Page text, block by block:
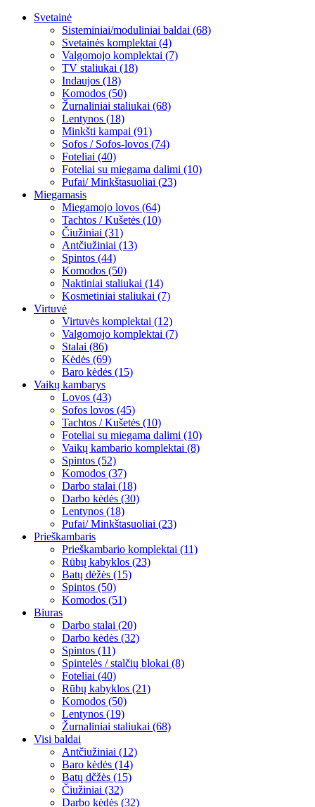
Svetainė
Sisteminiai/moduliniai baldai (68)
Svetainės komplektai (4)
Valgomojo komplektai (7)
TV staliukai (18)
Indaujos (18)
Komodos (50)
Žurnaliniai staliukai (68)
Lentynos (18)
Minkšti kampai (91)
Sofos / Sofos-lovos (74)
Foteliai (40)
Foteliai su miegama dalimi (10)
Pufai/ Minkštasuoliai (23)
Miegamasis
Miegamojo lovos (64)
Tachtos / Kušetės (10)
Čiužiniai (31)
Antčiužiniai (13)
Spintos (44)
Komodos (50)
Naktiniai staliukai (14)
Kosmetiniai staliukai (7)
Virtuvė
Virtuvės komplektai (12)
Valgomojo komplektai (7)
Stalai (86)
Kėdės (69)
Baro kėdės (15)
Vaikų kambarys
Lovos (43)
Sofos lovos (45)
Tachtos / Kušetės (10)
Foteliai su miegama dalimi (10)
Vaikų kambario komplektai (8)
Spintos (52)
Komodos (37)
Darbo stalai (18)
Darbo kėdės (30)
Lentynos (18)
Pufai/ Minkštasuoliai (23)
Prieškambaris
Prieškambario komplektai (11)
Rūbų kabyklos (23)
Batų dėžės (15)
Spintos (50)
Komodos (51)
Biuras
Darbo stalai (20)
Darbo kėdės (32)
Spintos (11)
Spintelės / stalčių blokai (8)
Foteliai (40)
Rūbų kabyklos (21)
Komodos (50)
Lentynos (19)
Žurnaliniai staliukai (68)
Visi baldai
Antčiužiniai (12)
Baro kėdės (14)
Batų dčžės (15)
Čiužiniai (32)
Darbo kėdės (32)